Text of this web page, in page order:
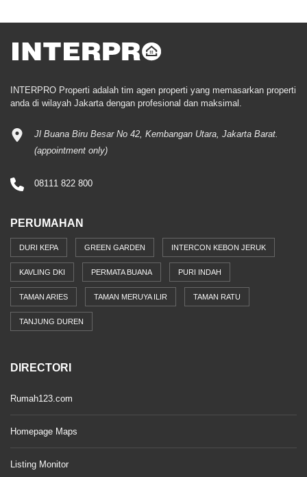
INTERPRO Properti adalah tim agen properti yang memasarkan properti
anda di wilayah Jakarta dengan profesional dan maksimal.
Jl Buana Biru Besar No 42, Kembangan Utara, Jakarta Barat.
(appointment only)
08111 822 800
PERUMAHAN
DURI KEPA GREEN GARDEN INTERCON KEBON JERUK
KAVLING DKI PERMATA BUANA PURI INDAH
TAMAN ARIES TAMAN MERUYA ILIR TAMAN RATU
TANJUNG DUREN
DIRECTORI
Rumah123.com
Homepage Maps
Listing Monitor